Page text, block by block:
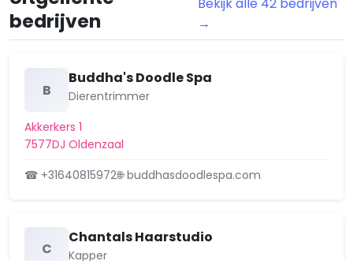
Wijk 09 Jufferbeek
Wijk 10 Het Hulsbeek
Wijk 11 De Thij
Wijk 13 De Essen
Wijk 14 Bekspring
bedrijven
Bekijk alle 42 bedrijven
→
B
Buddha's Doodle Spa
Dierentrimmer
Akkerkers 1
7577DJ Oldenzaal
☎ +31640815972🌐 buddhasdoodlespa.com
C
Chantals Haarstudio
Kapper